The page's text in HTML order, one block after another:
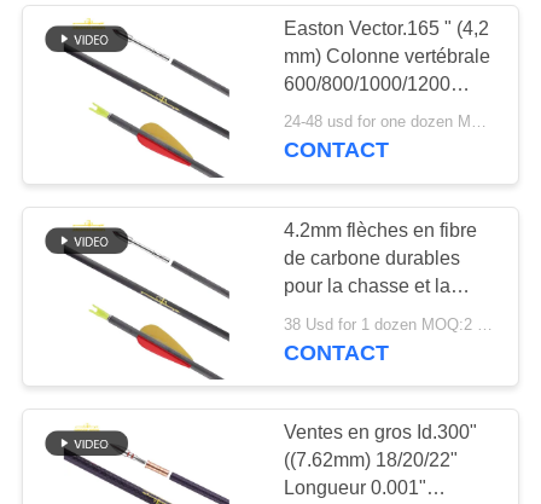
CONTRÔLE
DE
QUALITÉ
CONTACTEZ-
NOUS
DEMANDEZ
PLAN
Flèches de cible
45
Boulons d'arbalète
Easton Vector.165 " (4,2
mm) Colonne vertébrale
600/800/1000/1200
Jeunesse / débutant /
Starter cible flèches
24-48 usd for one dozen MOQ:2 douzaines
CONTACT
4.2mm flèches en fibre
de carbone durables
pour la chasse et la
pratique de la cible
CONTACT
Ventes en gros Id.300"
((7.62mm) 18/20/22"
Longueur 0.001"